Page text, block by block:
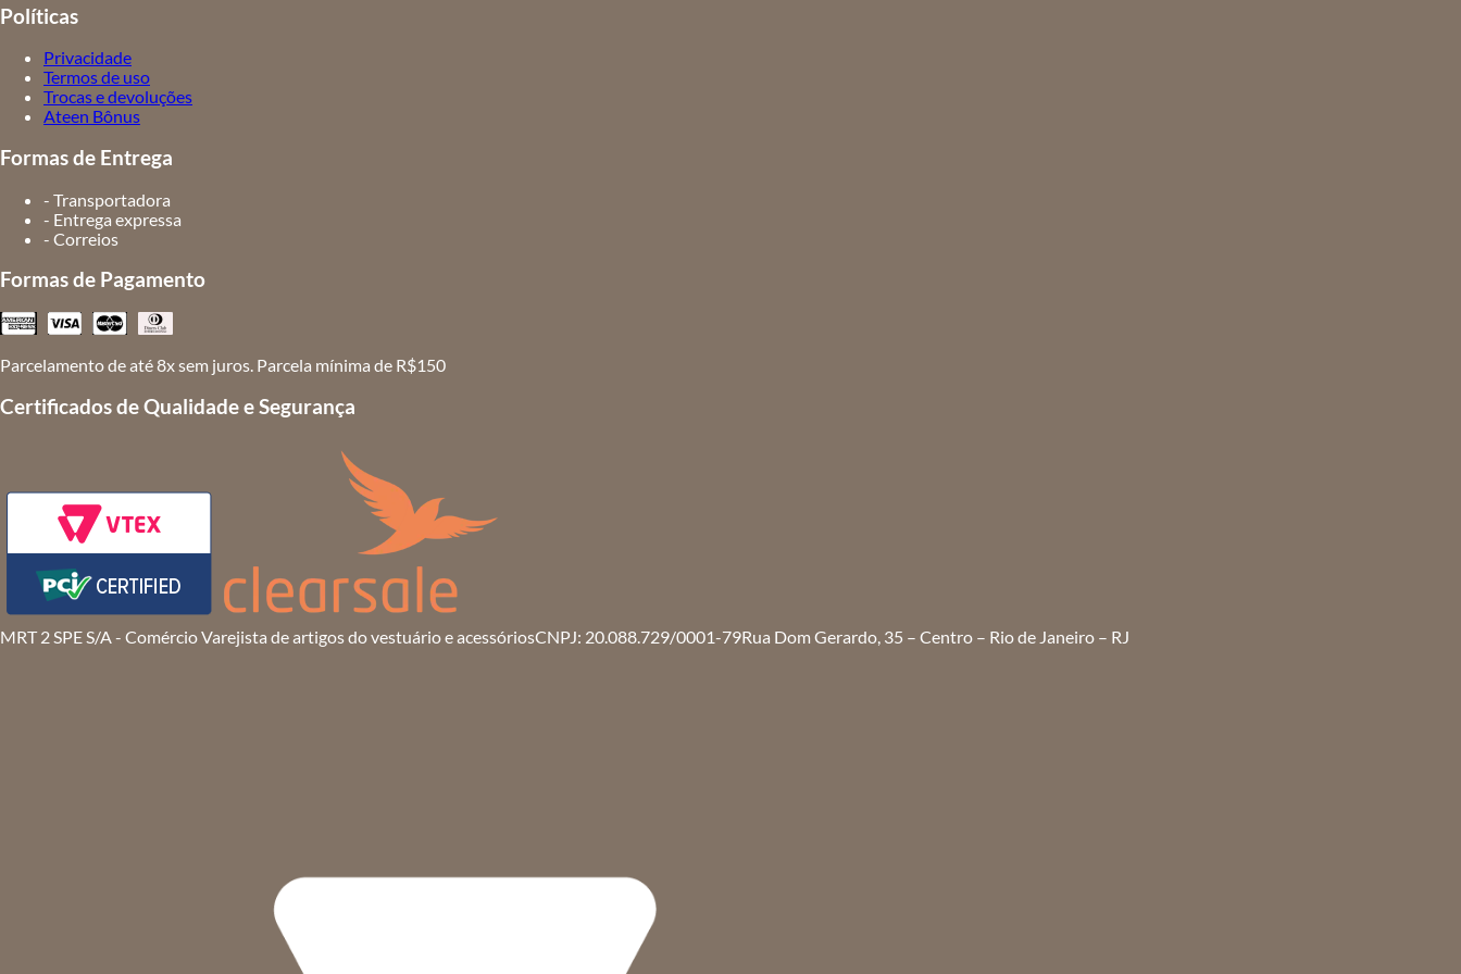
Políticas
Privacidade
Termos de uso
Trocas e devoluções
Ateen Bônus
Formas de Entrega
- Transportadora
- Entrega expressa
- Correios
Formas de Pagamento
Parcelamento de até 8x sem juros. Parcela mínima de R$150
Certificados de Qualidade e Segurança
MRT 2 SPE S/A - Comércio Varejista de artigos do vestuário e acessóriosCNPJ: 20.088.729/0001-79Rua Dom Gerardo, 35 – Centro – Rio de Janeiro – RJ